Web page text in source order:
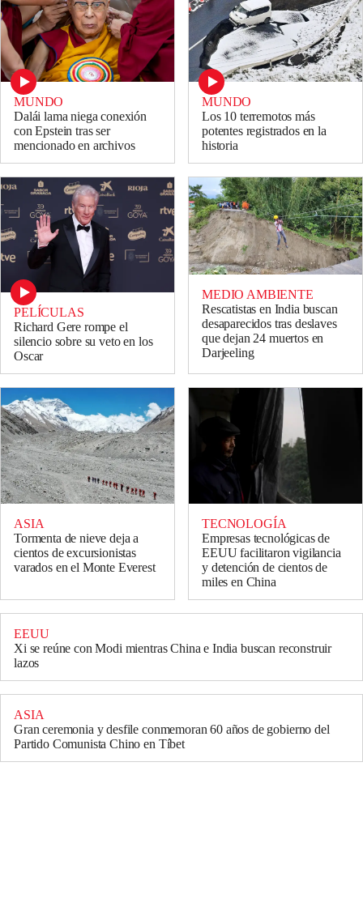
MUNDO
Dalái lama niega conexión
con Epstein tras ser
mencionado en archivos
MUNDO
Los 10 terremotos más
potentes registrados en la
historia
PELÍCULAS
Richard Gere rompe el
silencio sobre su veto en los
Oscar
MEDIO AMBIENTE
Rescatistas en India buscan
desaparecidos tras deslaves
que dejan 24 muertos en
Darjeeling
ASIA
Tormenta de nieve deja a
cientos de excursionistas
varados en el Monte Everest
TECNOLOGÍA
Empresas tecnológicas de
EEUU facilitaron vigilancia
y detención de cientos de
miles en China
EEUU
Xi se reúne con Modi mientras China e India buscan reconstruir
lazos
ASIA
Gran ceremonia y desfile conmemoran 60 años de gobierno del
Partido Comunista Chino en Tíbet